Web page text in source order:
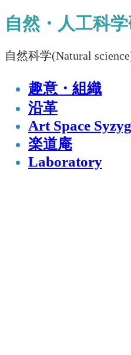
自然・人工科
自然科学(Natural
趣意・組織
沿革
Art Space
楽道庵
Laboratory